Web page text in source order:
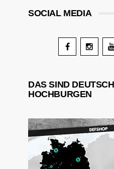
SOCIAL MEDIA
DAS SIND
HOCHBURGEN